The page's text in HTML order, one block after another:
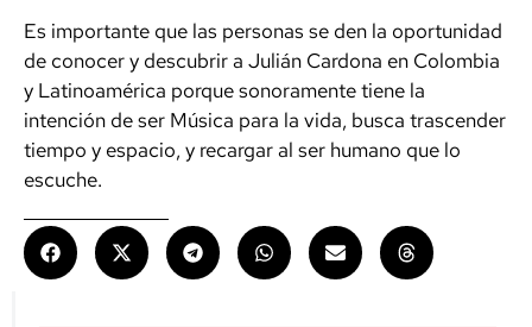
Es importante que las personas se den la oportunidad
de conocer y descubrir a Julián Cardona en Colombia
y Latinoamérica porque sonoramente tiene la
intención de ser Música para la vida, busca trascender
tiempo y espacio, y recargar al ser humano que lo
escuche.